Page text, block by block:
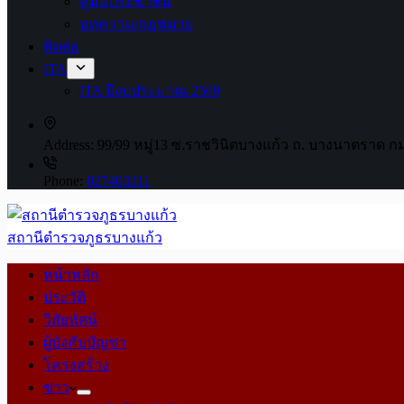
บทความ/กฎหมาย
ติดต่อ
ITA
ITA ปีงบประมาณ 2569
Address: 99/99 หมู่13 ซ.ราชวินิตบางแก้ว ถ. บางนาตราด
Phone: 027403211
สถานีตำรวจภูธรบางแก้ว
หน้าหลัก
ประวัติ
วิสัยทัศน์
ผู้บังคับบัญชา
โครงสร้าง
ข่าว